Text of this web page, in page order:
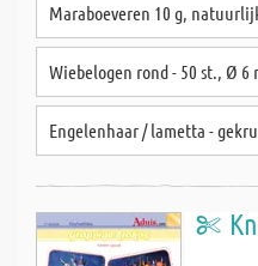
Maraboeveren 10 g,
Wiebelogen rond - 50 st., Ø 6
Engelenhaar / lametta -